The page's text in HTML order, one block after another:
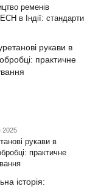
ременів
в Індії: стандарти
2025
рукави в
практичне